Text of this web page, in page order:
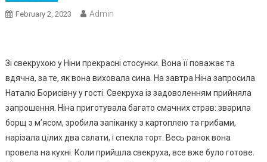
February 2, 2023 Admin
Зі свекрухою у Ніни прекрасні стосунки. Вона її поважає та
вдячна, за те, як вона виховала сина. На завтра Ніна запросила
Наталю Борисівну у гості. Свекруха із задоволенням прийняла
запрошення. Ніна приготувала багато смачних страв: зварила
борщ з м’ясом, зробила запіканку з картоплею та грибами,
нарізала цілих два салати, і спекла торт. Весь ранок вона
провела на кухні. Коли прийшла свекруха, все вже було готове.